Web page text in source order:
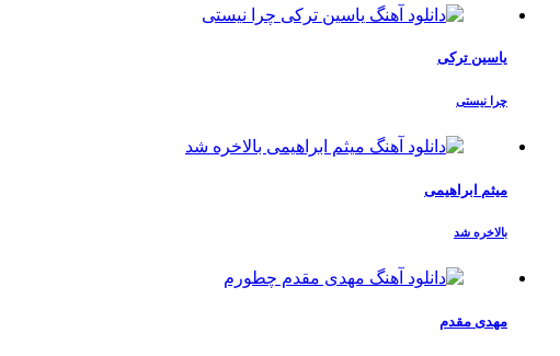
یاسین ترکی
چرا نیستی
میثم ابراهیمی
بالاخره شد
مهدی مقدم